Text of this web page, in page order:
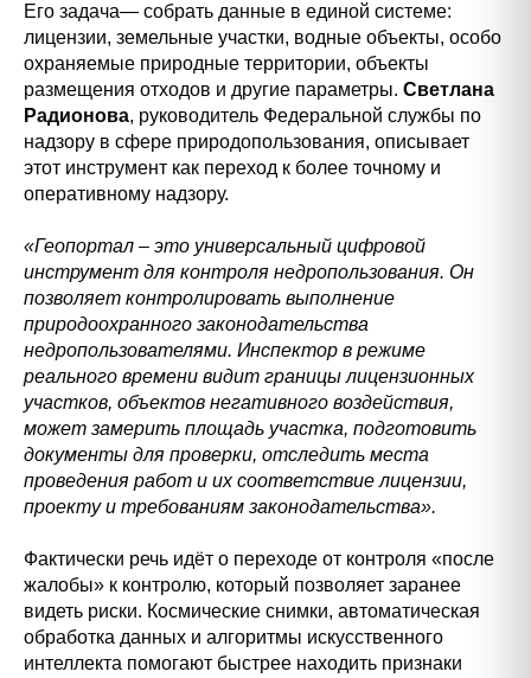
Его задача— собрать данные в единой системе:
лицензии, земельные участки, водные объекты, особо
охраняемые природные территории, объекты
размещения отходов и другие параметры. Светлана
Радионова, руководитель Федеральной службы по
надзору в сфере природопользования, описывает
этот инструмент как переход к более точному и
оперативному надзору.
«Геопортал – это универсальный цифровой
инструмент для контроля недропользования. Он
позволяет контролировать выполнение
природоохранного законодательства
недропользователями. Инспектор в режиме
реального времени видит границы лицензионных
участков, объектов негативного воздействия,
может замерить площадь участка, подготовить
документы для проверки, отследить места
проведения работ и их соответствие лицензии,
проекту и требованиям законодательства».
Фактически речь идёт о переходе от контроля «после
жалобы» к контролю, который позволяет заранее
видеть риски. Космические снимки, автоматическая
обработка данных и алгоритмы искусственного
интеллекта помогают быстрее находить признаки